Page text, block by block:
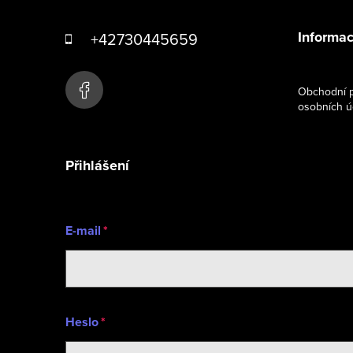
+42730445659
Obchodní
osobních
Přihlášení
E-mail
Heslo